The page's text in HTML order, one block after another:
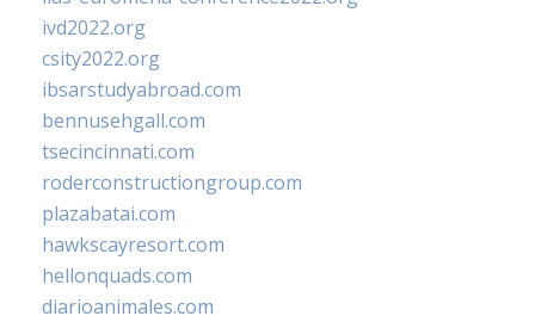
ivd2022.org
csity2022.org
ibsarstudyabroad.com
bennusehgall.com
tsecincinnati.com
roderconstructiongroup.com
plazabatai.com
hawkscayresort.com
hellonquads.com
diarioanimales.com